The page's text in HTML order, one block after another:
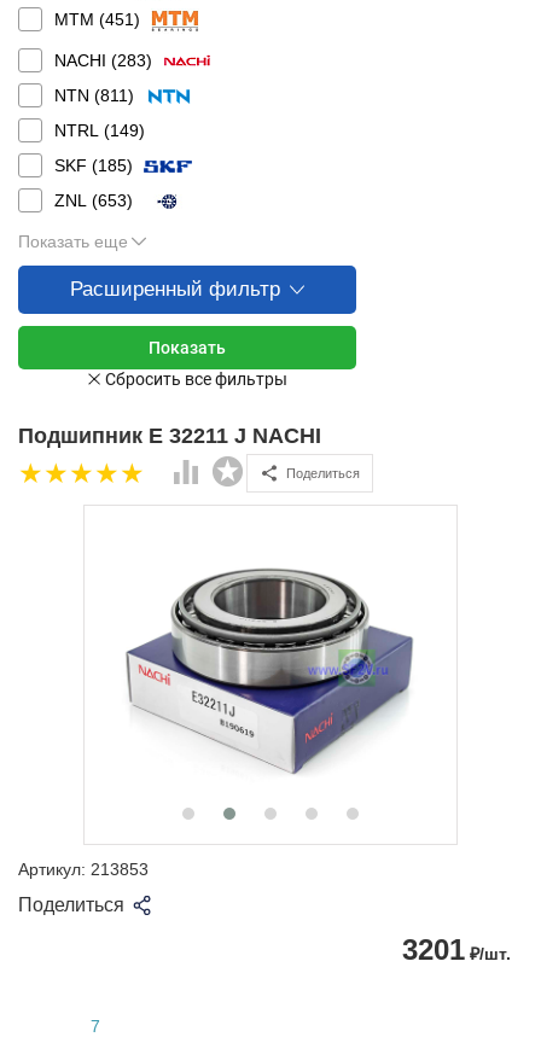
MTM (451)
NACHI (283)
NTN (811)
NTRL (149)
SKF (185)
ZNL (653)
Показать еще
Расширенный фильтр
Подшипник E 32211 J NACHI
Поделиться
Артикул: 213853
Поделиться
3201 ₽/шт.
7